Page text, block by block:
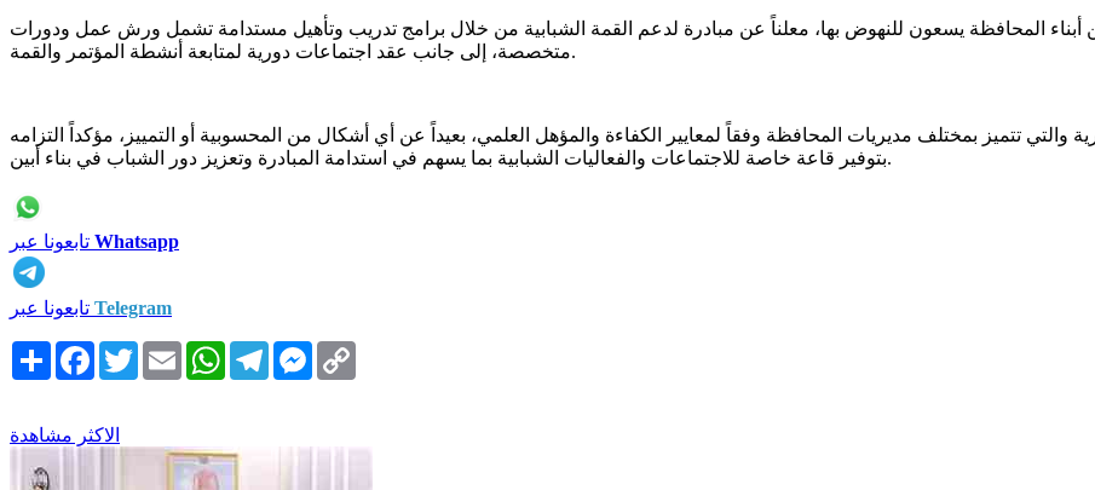
المحافظة يسعون للنهوض بها، معلناً عن مبادرة لدعم القمة الشبابية من خلال برامج تدريب وتأهيل مستدامة تشمل ورش عمل ودورات
متخصصة، إلى جانب عقد اجتماعات دورية لمتابعة أنشطة المؤتمر والقمة.
تتميز بمختلف مديريات المحافظة وفقاً لمعايير الكفاءة والمؤهل العلمي، بعيداً عن أي أشكال من المحسوبية أو التمييز، مؤكداً التزامه
بتوفير قاعة خاصة للاجتماعات والفعاليات الشبابية بما يسهم في استدامة المبادرة وتعزيز دور الشباب في بناء أبين.
Whatsapp
Telegram
انشر Facebook
TwitterEmail WhatsAppTelegramMessenger
الاكثر مشاهدة